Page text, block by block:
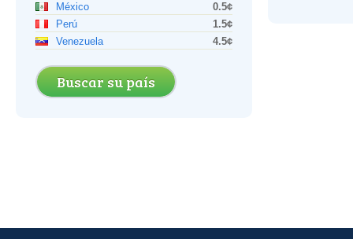
México
0.5¢
Perú
1.5¢
Venezuela
4.5¢
Buscar su país